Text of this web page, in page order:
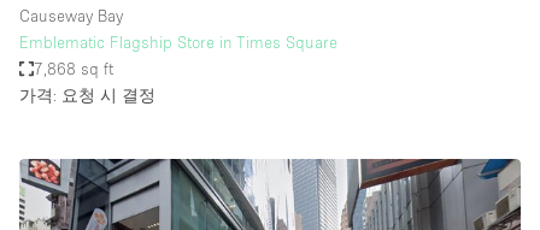
Causeway Bay
Emblematic Flagship Store in Times Square
7,868 sq ft
가격: 요청 시 결정